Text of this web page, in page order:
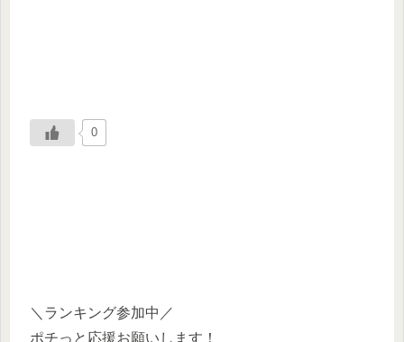
0
＼ランキング参加中／
ポチっと応援お願いします！